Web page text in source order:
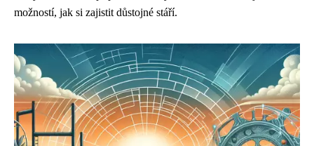
možností, jak si zajistit důstojné stáří.